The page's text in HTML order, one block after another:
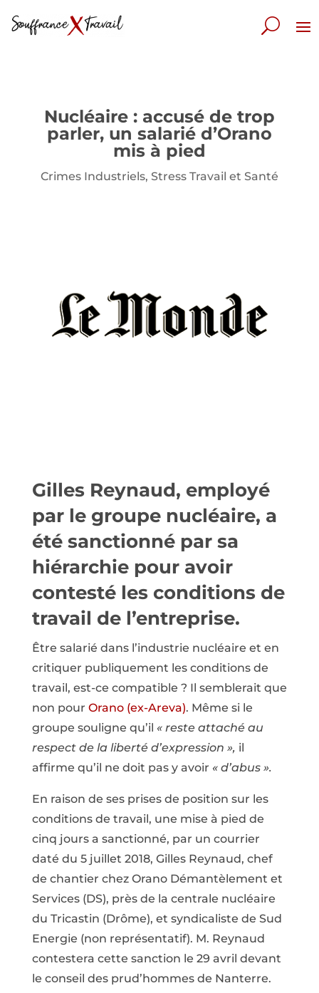
Nucléaire : accusé de trop
parler, un salarié d’Orano
mis à pied
Crimes Industriels, Stress Travail et Santé
Gilles Reynaud, employé
par le groupe nucléaire, a
été sanctionné par sa
hiérarchie pour avoir
contesté les conditions de
travail de l’entreprise.
Être salarié dans l’industrie nucléaire et en
critiquer publiquement les conditions de
travail, est-ce compatible ? Il semblerait que
non pour Orano (ex-Areva). Même si le
groupe souligne qu’il « reste attaché au
respect de la liberté d’expression », il
affirme qu’il ne doit pas y avoir « d’abus ».
En raison de ses prises de position sur les
conditions de travail, une mise à pied de
cinq jours a sanctionné, par un courrier
daté du 5 juillet 2018, Gilles Reynaud, chef
de chantier chez Orano Démantèlement et
Services (DS), près de la centrale nucléaire
du Tricastin (Drôme), et syndicaliste de Sud
Energie (non représentatif). M. Reynaud
contestera cette sanction le 29 avril devant
le conseil des prud’hommes de Nanterre.